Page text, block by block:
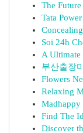
The
Tata
Soi 24h
A Ultimate
부산출장
Flowers
Relaxing
Madhappy
Find The
Discover